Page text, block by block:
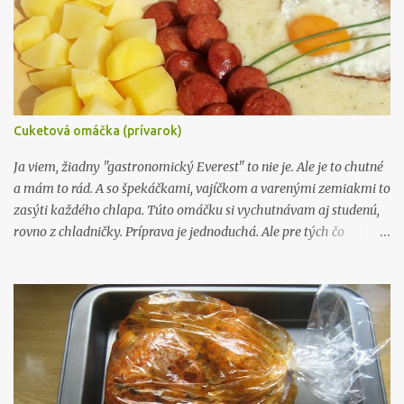
Cuketová omáčka (prívarok)
Ja viem, žiadny "gastronomický Everest" to nie je. Ale je to chutné
a mám to rád. A so špekáčkami, vajíčkom a varenými zemiakmi to
zasýti každého chlapa. Túto omáčku si vychutnávam aj studenú,
rovno z chladničky. Príprava je jednoduchá. Ale pre tých čo
nebudete vedieť čo s ňou, tak si pripravte cukinový prívarok. Čo
budeme potrebovať: cukina - cca. 1 kg cibuľa - 2 stredné kôpor -
1/2 viazaničky maslo - 50 g hladká múka - 50 g 3 dcl vody
mlieko 0,75 l smotana 33% - 0,25 l cukor, ocot (klasický náš), soľ,
čierne korenie, olej Postup: Cukínu očistíme, nakrájame a